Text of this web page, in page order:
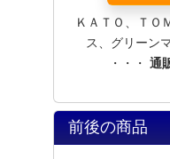
ＫＡＴＯ、ＴＯ
ス、グリーン
・・・ 通
前後の商品